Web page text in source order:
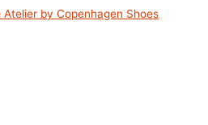
by Copenhagen Shoes